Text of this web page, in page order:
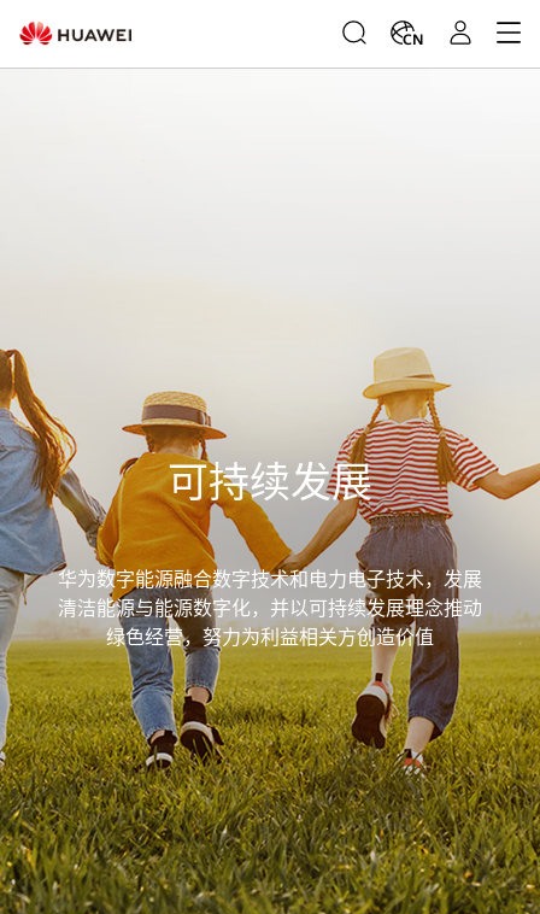
CN
可持续发展
华为数字能源融合数字技术和电力电子技术，发展
清洁能源与能源数字化，并以可持续发展理念推动
绿色经营，努力为利益相关方创造价值